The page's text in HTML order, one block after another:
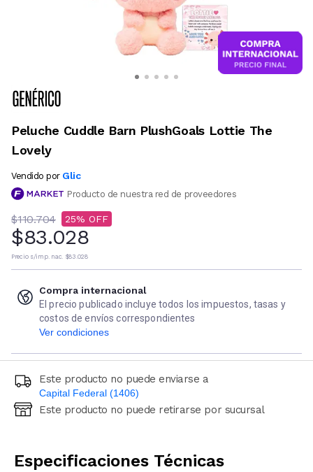
Peluche Cuddle Barn PlushGoals Lottie The
Lovely
Vendido por Glic
Producto de nuestra red de proveedores
$110.704 25
$83.028
Precio s/imp. nac. $83.028
Compra internacional
El precio publicado incluye todos los impuestos, tasas y
costos de envíos correspondientes
Ver condiciones
Este producto no puede enviarse a
Capital Federal (1406)
Ingresá código postal (sólo números)
Este producto no puede retirarse por sucursal
Especificaciones Técnicas